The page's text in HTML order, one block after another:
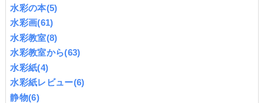
水彩の本(5)
水彩画(61)
水彩教室(8)
水彩教室から(63)
水彩紙(4)
水彩紙レビュー(6)
静物(6)